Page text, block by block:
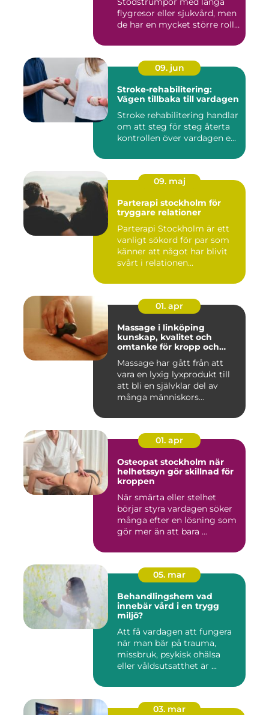
flygresor eller sjukvård, men
de har en mycket större roll
09. jun
Stroke-rehabilitering:
Vägen tillbaka till vardagen
Stroke rehabilitering handlar
om att steg för steg återta
kontrollen över vardagen e...
09. maj
Parterapi stockholm för
tryggare relationer
Parterapi Stockholm är ett
vanligt sökord för par som
känner att något har blivit
svårt i relationen...
01. apr
Massage i linköping
kunskap, kvalitet och
omtanke för kropp och
Massage har gått från att
vara en lyxig lyxprodukt till
att bli en självklar del av
många människors...
01. apr
Osteopat stockholm när
helhetssyn gör skillnad för
kroppen
När smärta eller stelhet
börjar styra vardagen söker
många efter en lösning som
gör mer än att bara ...
05. mar
Behandlingshem vad
innebär vård i en trygg
miljö?
Att få vardagen att fungera
när man bär på trauma,
missbruk, psykisk ohälsa
eller våldsutsatthet är ...
03. mar